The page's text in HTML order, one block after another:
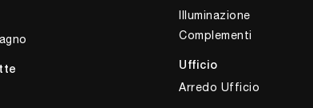
Illuminazione
Complementi
Ufficio
Arredo Ufficio